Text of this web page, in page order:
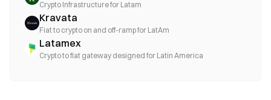
Crypto Infrastructure for Latam
Kravata
Fiat to crypto on and off-ramp for LatAm
Latamex
Crypto to fiat gateway designed for Latin America